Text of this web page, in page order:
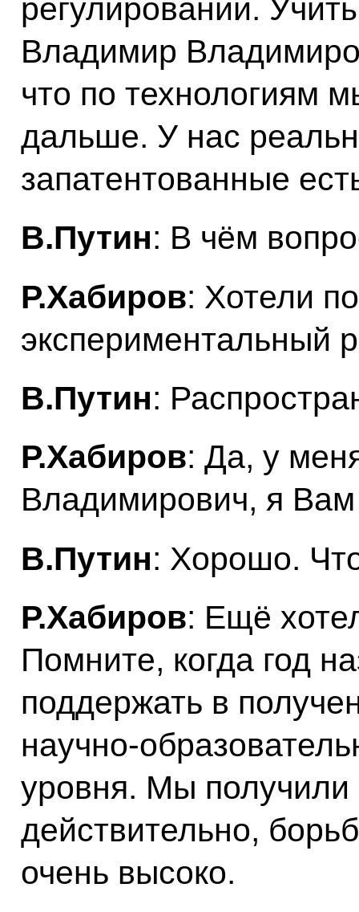
регулировании.
Владимир
что по технологиям
дальше. У нас
запатентованные
В.Путин: В чём
Р.Хабиров: Хотели
экспериментальный
В.Путин:
Р.Хабиров: Да, у
Владимирович, я
В.Путин: Хорошо.
Р.Хабиров: Ещё
Помните, когда год
поддержать в
научно-
уровня. Мы получили
действительно,
очень высоко.